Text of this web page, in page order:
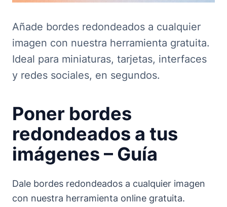
Añade bordes redondeados a cualquier
imagen con nuestra herramienta gratuita.
Ideal para miniaturas, tarjetas, interfaces
y redes sociales, en segundos.
Poner bordes
redondeados a tus
imágenes – Guía
Dale bordes redondeados a cualquier imagen
con nuestra herramienta online gratuita.